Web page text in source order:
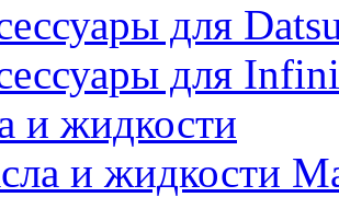
для
для
и жидкости
и жидкости